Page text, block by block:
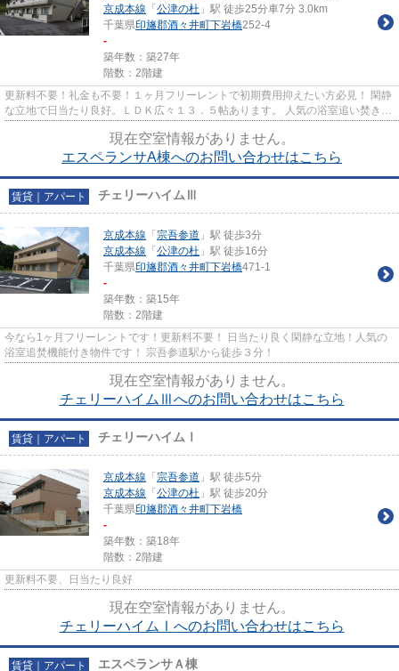
京成本線 「 公津の杜 」駅 徒歩25分車7分 3.0km
千葉県印旛郡酒々井町下岩橋252-4
-
築年数：築27年
階数：2階建
更新料不要！礼金も不要！１ヶ月フリーレントで初期費用抑えたい方必見！ 閑静
な立地で日当たり良好。ＬＤＫ広々１３．５帖あります。 人気の浴室追い焚き機
現在空室情報がありません。
エスペランサA棟へのお問い合わせはこちら
賃貸｜アパート チェリーハイムⅢ
京成本線 「 宗吾参道 」駅 徒歩3分
京成本線 「 公津の杜 」駅 徒歩16分
千葉県印旛郡酒々井町下岩橋471-1
-
築年数：築15年
階数：2階建
今なら1ヶ月フリーレントです！更新料不要！ 日当たり良く閑静な立地！人気の
浴室追焚機能付き物件です！ 宗吾参道駅から徒歩３分！
現在空室情報がありません。
チェリーハイムⅢへのお問い合わせはこちら
賃貸｜アパート チェリーハイムⅠ
京成本線 「 宗吾参道 」駅 徒歩5分
京成本線 「 公津の杜 」駅 徒歩20分
千葉県印旛郡酒々井町下岩橋
-
築年数：築18年
階数：2階建
更新料不要、日当たり良好
現在空室情報がありません。
チェリーハイムⅠへのお問い合わせはこちら
賃貸｜アパート エスペランサＡ棟